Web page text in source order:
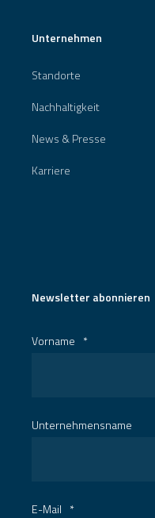
Unternehmen
Standorte
Nachhaltigkeit
News & Presse
Karriere
Newsletter abonnieren
Vorname *
Unternehmensname
E-Mail *